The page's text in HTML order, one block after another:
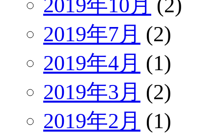
2019年10月 (2)
2019年7月 (2)
2019年4月 (1)
2019年3月 (2)
2019年2月 (1)